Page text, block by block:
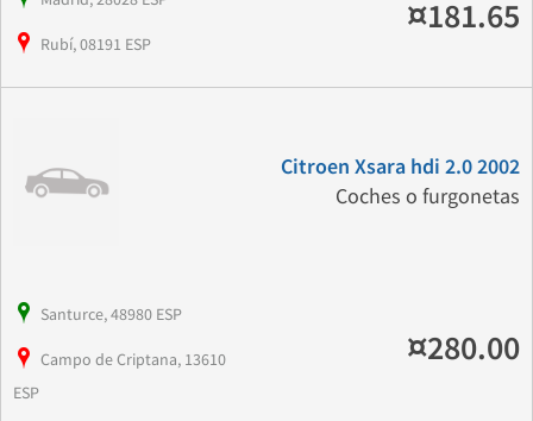
Rubí, 08191 ESP
¤181.65
Citroen Xsara hdi 2.0 2002
Coches o furgonetas
Santurce, 48980 ESP
Campo de Criptana, 13610
ESP
¤280.00